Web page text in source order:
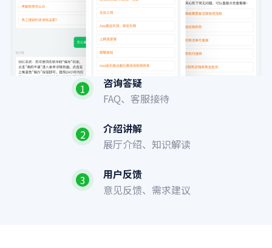
1
咨询答疑
FAQ、客服接待
2
介绍讲解
展厅介绍、知识解读
3
用户反馈
意见反馈、需求建议